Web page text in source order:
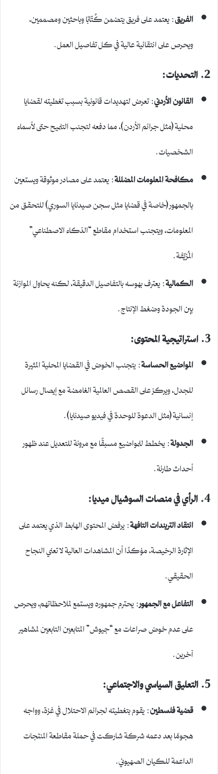
الفريق: يعتمد على فريق يتضمن كُتّابًا وباحثين ومصممين،
ويحرص على انتقائية عالية في كل تفاصيل العمل.
2. التحديات:
القانون الأردني: تعرض لتهديدات قانونية بسبب تغطيته لقضايا
محلية (مثل جرائم الأردن)، مما دفعه لتجنب التلميح حتى لأسماء
الشخصيات.
مكافحة المعلومات المضللة: يعتمد على مصادر موثوقة ويستعين
بالجمهور (خاصة في قضايا مثل سجن صيدنايا السوري) للتحقق من
المعلومات، ويتجنب استخدام مقاطع “الذكاء الاصطناعي”
المُزيّفة.
الكمالية: يعترف بهوسه بالتفاصيل الدقيقة، لكنه يحاول الموازنة
بين الجودة وضغط الإنتاج.
3. استراتيجية المحتوى:
المواضيع الحساسة: يتجنب الخوض في القضايا المحلية المثيرة
للجدل، ويركز على القصص العالمية الغامضة مع إيصال رسائل
إنسانية (مثل الدعوة للوحدة في فيديو صيدنايا).
الجدولة: يخطط للمواضيع مسبقًا مع مرونة للتعديل عند ظهور
أحداث طارئة.
4. الرأي في منصات السوشيال ميديا:
انتقاد التريندات التافهة: يرفض المحتوى الهابط الذي يعتمد على
الإثارة الرخيصة، مؤكدًا أن المشاهدات العالية لا تعني النجاح
الحقيقي.
التفاعل مع الجمهور: يحترم جمهوره ويستمع لملاحظاتهم، ويحرص
على عدم خوض صراعات مع “جيوش” المتابعين التابعين لمشاهير
آخرين.
5. التعليق السياسي والاجتماعي:
قضية فلسطين: يقوم بتغطيته لجرائم الاحتلال في غزة، وواجه
هجومًا بعد دعمه شركة شاركت في حملة مقاطعة المنتجات
الداعمة للكيان الصهيوني.